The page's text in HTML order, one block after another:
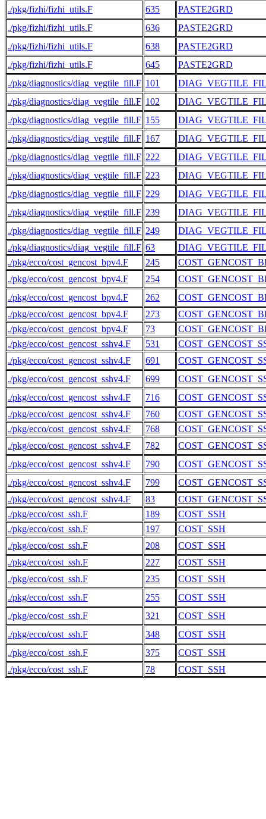
./pkg/fizhi/fizhi_utils.F
635
PASTE2GRD
./pkg/fizhi/fizhi_utils.F
636
PASTE2GRD
./pkg/fizhi/fizhi_utils.F
638
PASTE2GRD
./pkg/fizhi/fizhi_utils.F
645
PASTE2GRD
./pkg/diagnostics/diag_vegtile_fill.F 101
./pkg/diagnostics/diag_vegtile_fill.F 102
./pkg/diagnostics/diag_vegtile_fill.F 155
./pkg/diagnostics/diag_vegtile_fill.F 167
./pkg/diagnostics/diag_vegtile_fill.F 222
./pkg/diagnostics/diag_vegtile_fill.F 223
./pkg/diagnostics/diag_vegtile_fill.F 229
./pkg/diagnostics/diag_vegtile_fill.F 239
./pkg/diagnostics/diag_vegtile_fill.F 249
./pkg/diagnostics/diag_vegtile_fill.F 63
./pkg/ecco/cost_gencost_bpv4.F
245
./pkg/ecco/cost_gencost_bpv4.F
254
./pkg/ecco/cost_gencost_bpv4.F
262
./pkg/ecco/cost_gencost_bpv4.F
273
./pkg/ecco/cost_gencost_bpv4.F
73
./pkg/ecco/cost_gencost_sshv4.F
531
./pkg/ecco/cost_gencost_sshv4.F
691
./pkg/ecco/cost_gencost_sshv4.F
699
./pkg/ecco/cost_gencost_sshv4.F
716
./pkg/ecco/cost_gencost_sshv4.F
760
./pkg/ecco/cost_gencost_sshv4.F
768
./pkg/ecco/cost_gencost_sshv4.F
782
./pkg/ecco/cost_gencost_sshv4.F
790
./pkg/ecco/cost_gencost_sshv4.F
799
./pkg/ecco/cost_gencost_sshv4.F
83
./pkg/ecco/cost_ssh.F
189
COST_SSH
./pkg/ecco/cost_ssh.F
197
COST_SSH
./pkg/ecco/cost_ssh.F
208
COST_SSH
./pkg/ecco/cost_ssh.F
227
COST_SSH
./pkg/ecco/cost_ssh.F
235
COST_SSH
./pkg/ecco/cost_ssh.F
255
COST_SSH
./pkg/ecco/cost_ssh.F
321
COST_SSH
./pkg/ecco/cost_ssh.F
348
COST_SSH
./pkg/ecco/cost_ssh.F
375
COST_SSH
./pkg/ecco/cost_ssh.F
78 COST_SSH